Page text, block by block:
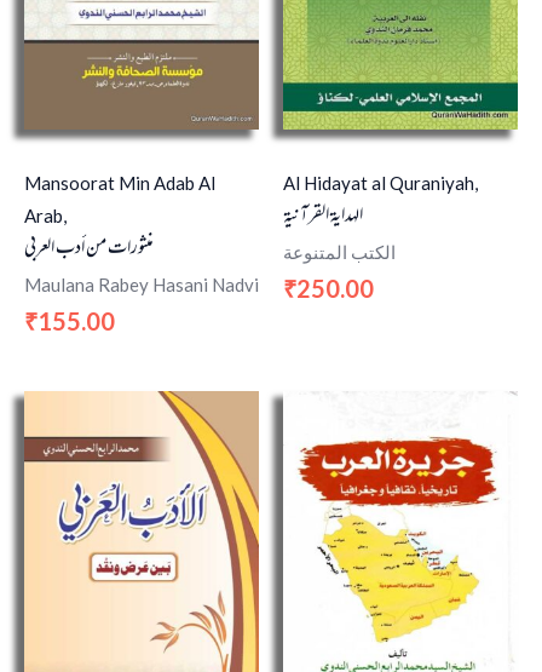
Mansoorat Min Adab Al
Arab,
منثورات من أدب العربي
Maulana Rabey Hasani Nadvi
₹155.00
Al Hidayat al Quraniyah,
الهداية القرآنية
الكتب المتنوعة
₹250.00